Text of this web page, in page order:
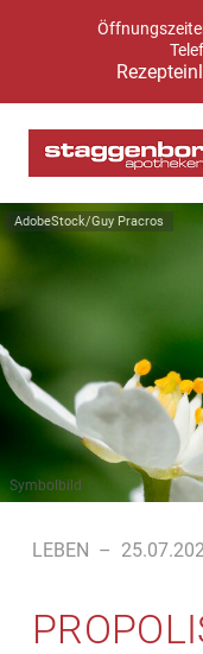
AdobeStock/Guy Pracros
Symbolbild
LEBEN –